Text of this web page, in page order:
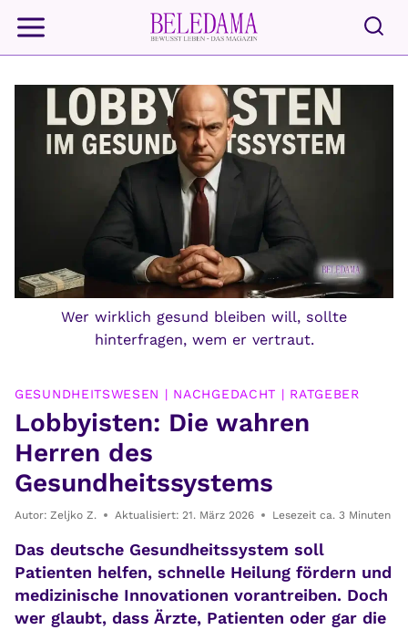
Inhalt
springen
Wer wirklich gesund bleiben will, sollte
hinterfragen, wem er vertraut.
GESUNDHEITSWESEN | NACHGEDACHT | RATGEBER
Lobbyisten: Die wahren
Herren des
Gesundheitssystems
Autor: Zeljko Z. Aktualisiert: 21. März 2026 Lesezeit ca. 3 Minuten
Das deutsche Gesundheitssystem soll
Patienten helfen, schnelle Heilung fördern und
medizinische Innovationen vorantreiben. Doch
wer glaubt, dass Ärzte, Patienten oder gar die